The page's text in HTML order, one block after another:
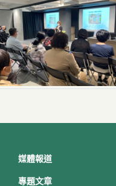
媒體報道
專題文章